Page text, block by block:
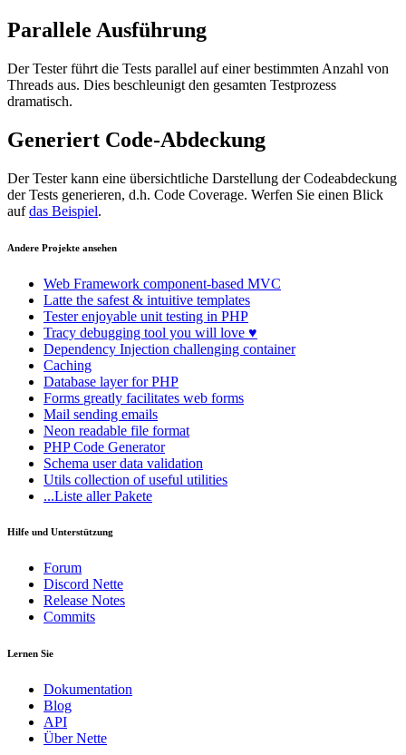
Parallele Ausführung
Der Tester führt die Tests parallel auf einer bestimmten Anzahl von
Threads aus. Dies beschleunigt den gesamten Testprozess
dramatisch.
Generiert Code-Abdeckung
Der Tester kann eine übersichtliche Darstellung der Codeabdeckung
der Tests generieren, d.h. Code Coverage. Werfen Sie einen Blick
aufdas Beispiel.
Andere Projekte ansehen
Web Framework component-based MVC
Latte the safest & intuitive templates
Testerenjoyable unit testing in PHP
Tracy debugging tool you will love ♥
Dependency Injection challenging container
Caching
Database layer for PHP
Forms greatly facilitates web forms
Mail sending emails
Neon readable file format
PHP Code Generator
Schema user data validation
Utils collection of useful utilities
...Liste aller Pakete
Hilfe und Unterstützung
Forum
Discord Nette
Release Notes
Commits
Lernen Sie
Dokumentation
Blog
API
Über Nette